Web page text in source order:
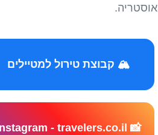
🏔️ קבוצת טירול למטיילים
📸 Instagram - travelers.co.il